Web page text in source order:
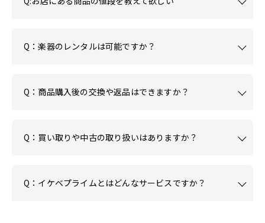
Q：楽器のレンタルは可能ですか？
Q：商品購入後の交換や返品はできますか？
Q：買い取りや中古の取り扱いはありますか？
Q：イケベプライムとはどんなサービスですか？